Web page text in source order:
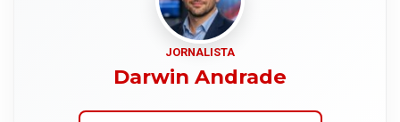
JORNALISTA
Darwin Andrade